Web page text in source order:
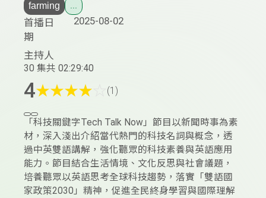
farming
...
首播日
期
2025-08-02
主持人
30 集共 02:29:40
4★★★★ (1)
「科技關鍵字Tech Talk Now」節目以新聞時事為素
材，深入淺出介紹當代熱門的科技名詞與概念，透
過中英雙語講解，強化聽眾的科技素養與英語應用
能力。節目結合生活情境、文化反思與社會議題，
培養聽眾以英語思考全球科技趨勢，落實「雙語國
家政策2030」精神，促進全民終身學習與國際理解